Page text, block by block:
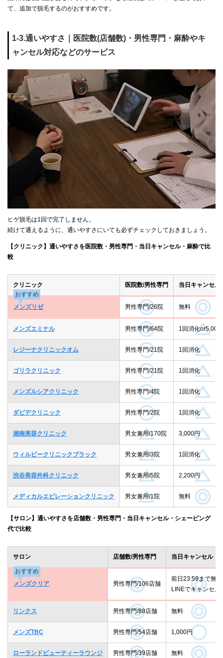
て、追加で脱毛するのがおすすめです。
1-3.通いやすさ｜医院数(店舗数)・男性専門・麻酔やキ
ャンセル対応などのサービス
ヒゲ脱毛は1回で完了しません。
続けて通えるように、通いやすさにいても必ずチェックしておきましょう。
【クリニック】通いやすさを医院数・男性専門・当日キャンセル・麻酔で比
較
クリニック 医院数/男性専門
当日キャンセル
おすすめ
メンズリゼ
男性専門/26院 無料
メンズエミナル 男性専門/64院 1回消化or5,000
レジーナクリニックオム 男性専門/21院 1回消化
ゴリラクリニック 男性専門/21院 1回消化
メンズルシアクリニック 男性専門/4院 1回消化
ダビデクリニック 男性専門/2院 1回消化
湘南美容クリニック 男女兼用/170院 3,000円
ウィルビークリニックブラック 男女兼用/3院 1回消化
渋谷美容外科クリニック 男女兼用/5院 2,200円
メディカルエピレーションクリニック 男女兼用/1院 無料
【サロン】通いやすさを店舗数・男性専門・当日キャンセル・シェービング
代で比較
サロン 店舗数/男性専門 当日キャンセル
おすすめ
メンズクリア
男性専門/106店舗
前日23:59まで無料
LINEでキャンセル
リンクス 男性専門/88店舗 無料
メンズTBC 男性専門/54店舗 1,000円
ローランドビューティーラウンジ 男性専門/39店舗 無料